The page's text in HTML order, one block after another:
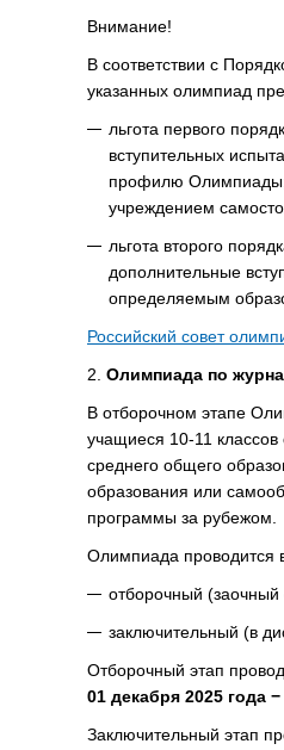
Внимание!
В соответствии с
указанных олимпиад
льгота первого
вступительных
профилю Олимпиады;
учреждением
льгота второго
дополнительные
определяемым
Российский совет
2. Олимпиада по
В отборочном этапе
учащиеся 10-11
среднего общего
образования или
программы за рубежом.
Олимпиада проводится
отборочный
заключительный (в
Отборочный этап
01 декабря 2025 года
Заключительный этап